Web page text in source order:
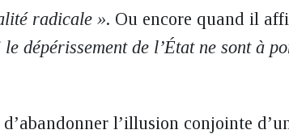
radicale ». Ou encore quand il
dépérissement de l’État ne sont à
l’illusion conjointe